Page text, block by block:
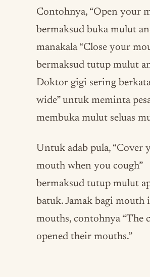
Contohnya, “Open your
bermaksud buka mulut
manakala “Close your
bermaksud tutup mulut
Doktor gigi sering
wide” untuk meminta
membuka mulut seluas
Untuk adab pula, “Cover
mouth when you cough”
bermaksud tutup mulut
batuk. Jamak bagi mouth
mouths, contohnya “The
opened their mouths.”